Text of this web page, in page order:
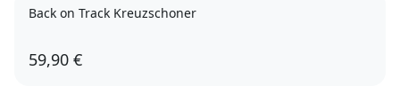
Back on Track Kreuzschoner
59,90 €